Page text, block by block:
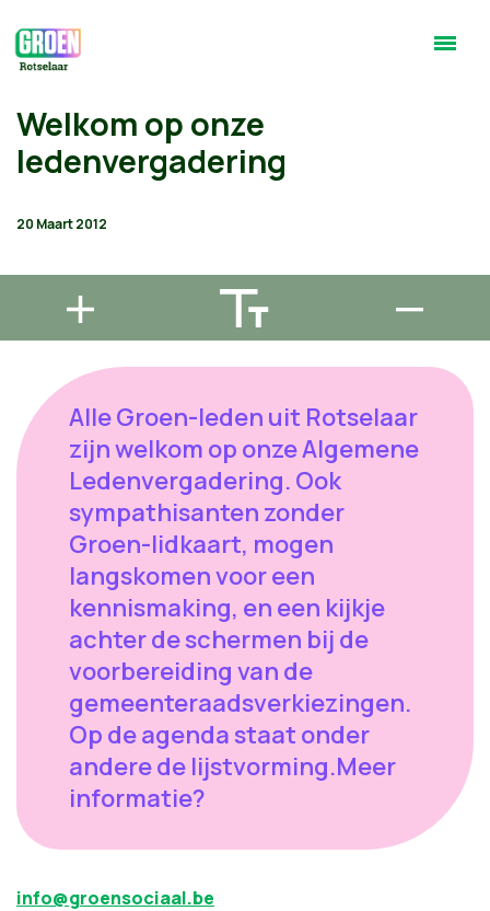
Welkom op onze
ledenvergadering
20 Maart 2012
Alle Groen-leden uit Rotselaar
zijn welkom op onze Algemene
Ledenvergadering. Ook
sympathisanten zonder
Groen-lidkaart, mogen
langskomen voor een
kennismaking, en een kijkje
achter de schermen bij de
voorbereiding van de
gemeenteraadsverkiezingen.
Op de agenda staat onder
andere de lijstvorming.Meer
informatie?
info@groensociaal.be